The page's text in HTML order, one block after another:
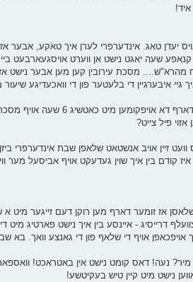
אויס יעדן טאג. אינדערפרי לערן איך טאקע, אבער
קנאפע שעה יאגט נישט אן ווערט אויסגעארבעט
מהרא"ש.... מסכת עירובין קען מען אבער נישט
איבערגיין די בלעטער פון די וואכעדיגע
איך הויב מיר אן מסדר
פיל צייט?
קודם בין איך שוין געדעקט אויף אביסעל מער
אז זומער דארף מען רוקן דעם זייגער מיט
אויפכאפן אויף די שלאף פון די גאנצע וואך.
נעה! דאס קומט נישט אין באטראכט!
נישט מיט קיין טיש בעקיטשע!